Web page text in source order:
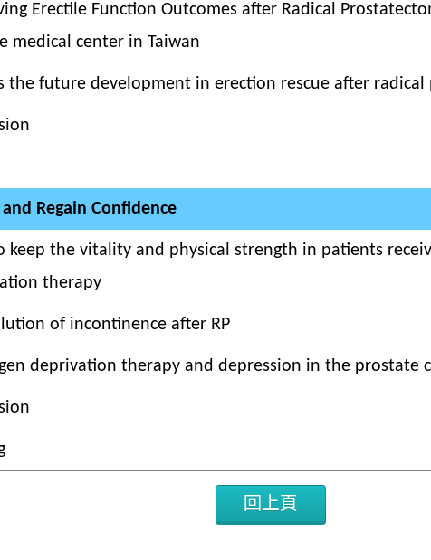
Erectile Function Outcomes after Radical
medical center in Taiwan
the future development in erection rescue after
Regain Confidence
keep the vitality and physical strength in patients
therapy
of incontinence after RP
deprivation therapy and depression in the prostate
回上頁